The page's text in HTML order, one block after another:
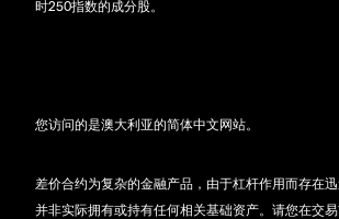
时250指数的成分股。
您访问的是澳大利亚的简体中文网站。
差价合约为复杂的金融产品，由于杠杆作用而存在
并非实际拥有或持有任何相关基础资产。请您在交